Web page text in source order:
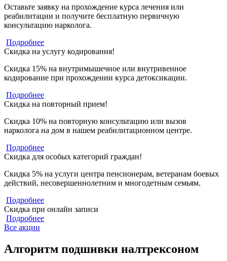
Оставьте заявку на прохождение курса лечения или
реабилитации и получите бесплатную первичную
консультацию нарколога.
Подробнее
Скидка на услугу кодирования!
Скидка 15% на внутримышечное или внутривенное
кодирование при прохождении курса детоксикации.
Подробнее
Скидка на повторный прием!
Скидка 10% на повторную консультацию или вызов
нарколога на дом в нашем реабилитационном центре.
Подробнее
Скидка для особых категорий граждан!
Скидка 5% на услуги центра пенсионерам, ветеранам боевых
действий, несовершеннолетним и многодетным семьям.
Подробнее
Скидка при онлайн записи
Подробнее
Все акции
Алгоритм подшивки налтрексоном